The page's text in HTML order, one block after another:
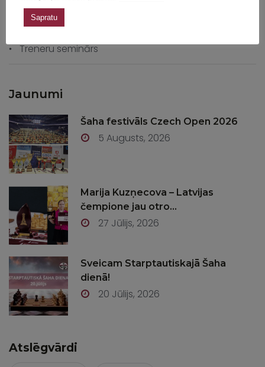
Skolas vēsture
Treneru seminārs
Jaunumi
Šaha festivāls Czech Open 2026
5 Augusts, 2026
Marija Kuzņecova – Latvijas
čempione jau otro...
27 Jūlijs, 2026
Sveicam Starptautiskajā Šaha
dienā!
20 Jūlijs, 2026
Atslēgvārdi
Sapratu